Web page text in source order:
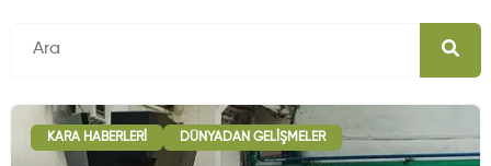
KARA HABERLERI DÜNYADAN GELIŞMELER